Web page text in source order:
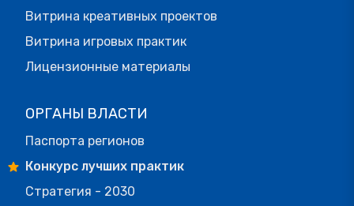
Витрина креативных проектов
Витрина игровых практик
Лицензионные материалы
ОРГАНЫ ВЛАСТИ
Паспорта регионов
Конкурс лучших практик
Стратегия - 2030